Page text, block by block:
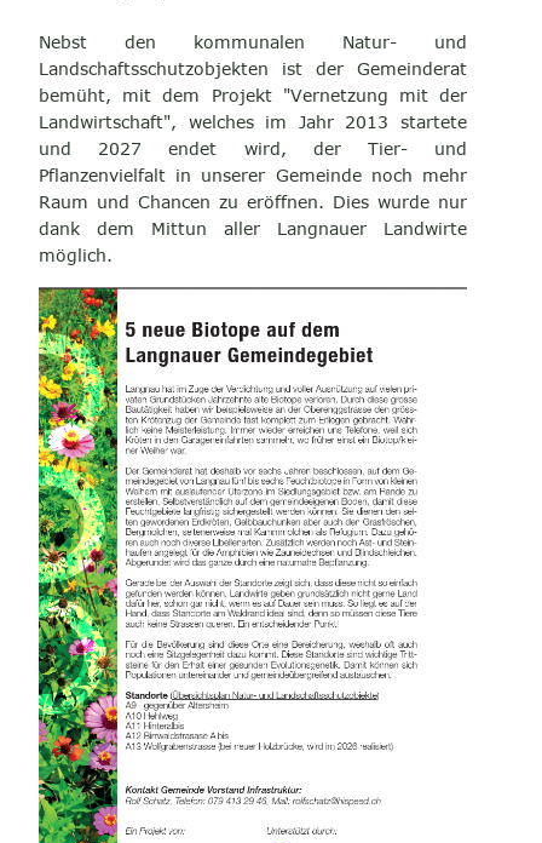
Nebst den kommunalen Natur- und
Landschaftsschutzobjekten ist der Gemeinderat
bemüht, mit dem Projekt "Vernetzung mit der
Landwirtschaft", welches im Jahr 2013 startete
und 2027 endet wird, der Tier- und
Pflanzenvielfalt in unserer Gemeinde noch mehr
Raum und Chancen zu eröffnen. Dies wurde nur
dank dem Mittun aller Langnauer Landwirte
möglich.